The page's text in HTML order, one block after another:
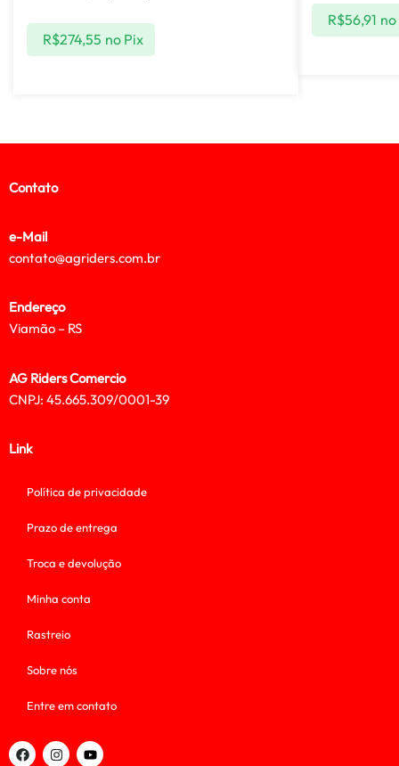
R$274,55 no Pix
R$56,91
Contato
e-Mail
contato@agriders.com.br
Endereço
Viamão – RS
AG Riders Comercio
CNPJ: 45.665.309/0001-39
Link
Política de privacidade
Prazo de entrega
Troca e devolução
Minha conta
Rastreio
Sobre nós
Entre em contato